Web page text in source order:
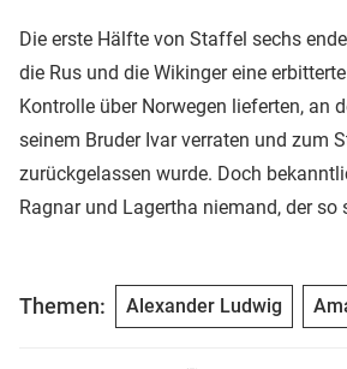
Die erste Hälfte von Staffel sechs
die Rus und die Wikinger eine
Kontrolle über Norwegen lieferten, an
seinem Bruder Ivar verraten und zum
zurückgelassen wurde. Doch
Ragnar und Lagertha niemand, der so
Themen: Alexander Ludwig